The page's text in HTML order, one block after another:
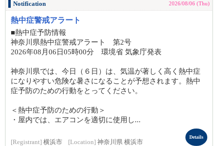
Notification 2026/08/06 (Thu)
熱中症警戒アラート
■熱中症予防情報
神奈川県熱中症警戒アラート 第2号
2026年08月06日05時00分 環境省 気象庁発表
神奈川県では、今日（６日）は、気温が著しく高く熱中症
になりやすい危険な暑さになることが予想されます。熱中
症予防のための行動をとってください。
＜熱中症予防のための行動＞
・屋内では、エアコンを適切に使用し...
[Registrant] 横浜市 [Location] 神奈川県 横浜市
Details